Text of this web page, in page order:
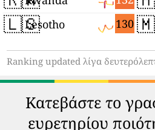
🇱🇸 130
Lesotho
Ranking updated λίγα
Κατεβάστε το
ευρετηρίου